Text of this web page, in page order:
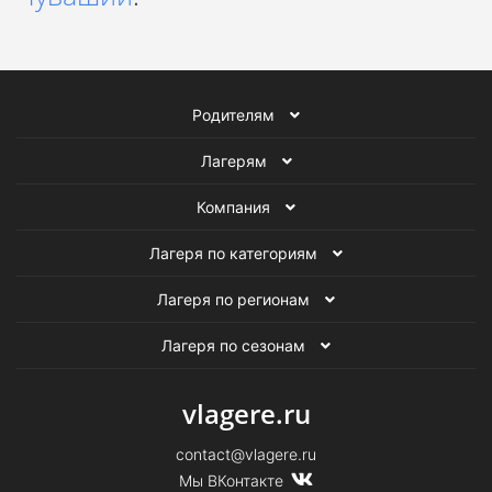
Родителям
Лагерям
Компания
Лагеря по категориям
Лагеря по регионам
Лагеря по сезонам
vlagere.ru
contact@vlagere.ru
Мы ВКонтакте